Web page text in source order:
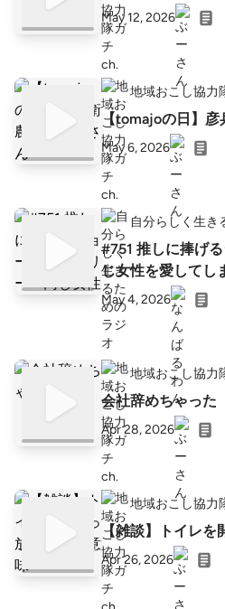
May 12, 2026
地域おこし協力
【tomajoの日】
May 6, 2026
自分らしく生き
#751 推しに捧げ
じ女性を愛してし
May 4, 2026
地域おこし協力
会社辞めちゃった
Apr 28, 2026
地域おこし協力
【雑談】トイレを
Apr 26, 2026